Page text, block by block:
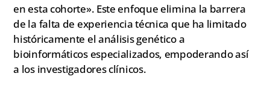
en esta cohorte». Este enfoque elimina la barrera
de la falta de experiencia técnica que ha limitado
históricamente el análisis genético a
bioinformáticos especializados, empoderando así
a los investigadores clínicos.